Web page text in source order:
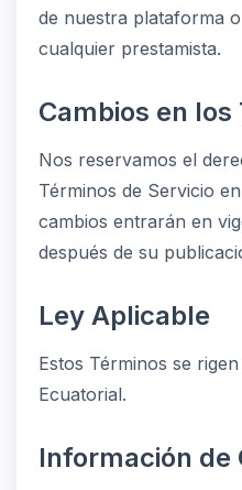
de nuestra plataforma
cualquier prestamista.
Cambios en los
Nos reservamos el
Términos de Servicio
cambios entrarán en
después de su
Ley Aplicable
Estos Términos se
Ecuatorial.
Información de